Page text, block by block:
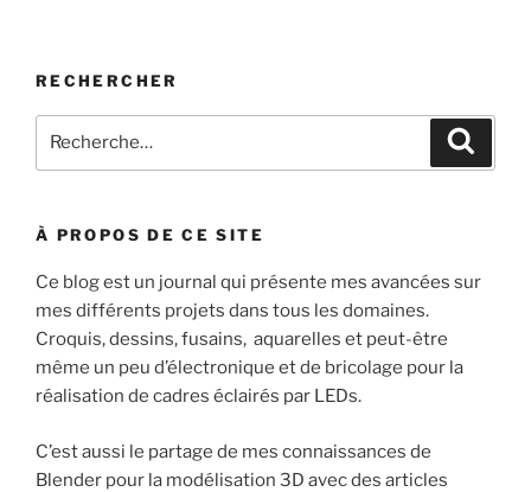
RECHERCHER
pour
À PROPOS DE CE SITE
Ce blog est un journal qui présente mes avancées sur
mes différents projets dans tous les domaines.
Croquis, dessins, fusains, aquarelles et peut-être
même un peu d’électronique et de bricolage pour la
réalisation de cadres éclairés par LEDs.
C’est aussi le partage de mes connaissances de
Blender pour la modélisation 3D avec des articles